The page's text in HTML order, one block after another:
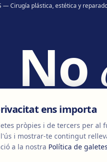
— Cirugía plástica, estética y
No
ens importa
pròpies i de tercers per al
i mostrar-te contingut
a la nostra Política de galetes